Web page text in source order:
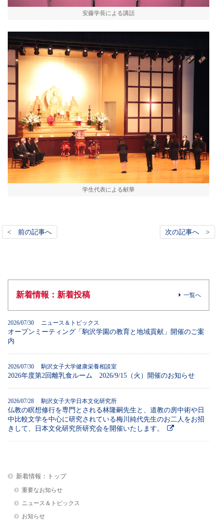
安藤学長による講話
学生代表による献華
< 前の記事へ 次の記事へ >
新着情報：新着投稿 一覧へ
2026/07/30 ニュース＆トピックス
オープンミーティング「駒沢学園の教育と地域貢献」開催のご案
内
2026/07/30 駒沢女子大学健康栄養相談室
2026年度第2回離乳食ルーム 2026/9/15（火）開催のお知らせ
2026/07/28 駒沢女子大学日本文化研究所
仏教の瞑想修行を専門とされる林隆嗣先生と、道教の房中術や日
中比較文学を中心に研究されている梅川純代先生のお二人をお招
きして、日本文化研究所研究会を開催いたします。
新着情報：トップ
重要なお知らせ
ニュース＆トピックス
お知らせ